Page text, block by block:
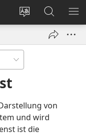
Websitesprache
ändern
Anmelden
(öffnet
Suche
von
und wird
ist die